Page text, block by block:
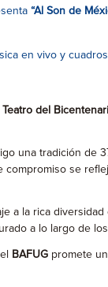
“Al Son de
en vivo y
Teatro del
una tradición de
se
a la rica
a lo largo de
el BAFUG promete